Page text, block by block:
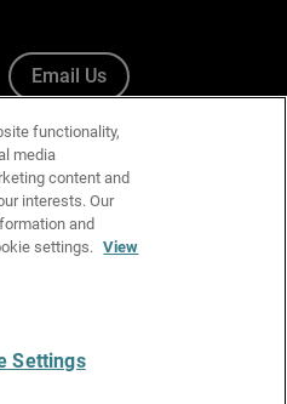
Email Us
functionality,
media
content and
interests. Our
and
settings. View
Settings